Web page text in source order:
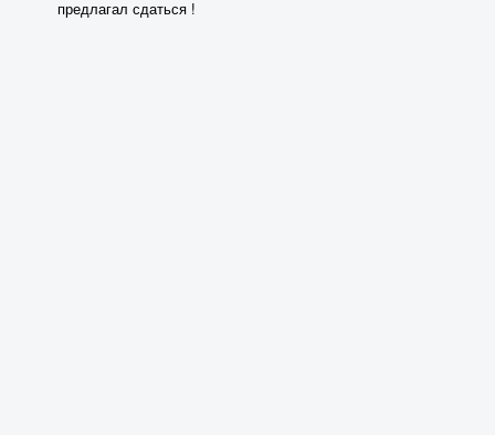
предлагал сдаться !